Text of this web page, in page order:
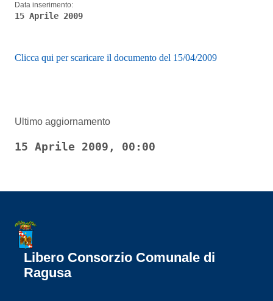
Data inserimento:
15 Aprile 2009
Clicca qui per scaricare il documento del 15/04/2009
Ultimo aggiornamento
15 Aprile 2009, 00:00
Libero Consorzio Comunale di
Ragusa